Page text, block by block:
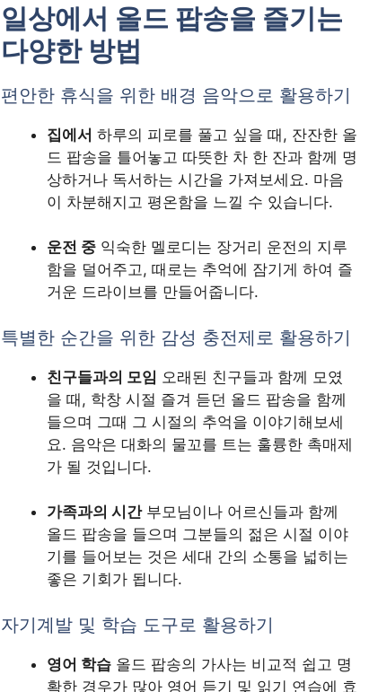
일상에서 올드 팝송을 즐기는
다양한 방법
편안한 휴식을 위한 배경 음악으로 활용하기
집에서 하루의 피로를 풀고 싶을 때, 잔잔한 올
드 팝송을 틀어놓고 따뜻한 차 한 잔과 함께 명
상하거나 독서하는 시간을 가져보세요. 마음
이 차분해지고 평온함을 느낄 수 있습니다.
운전 중 익숙한 멜로디는 장거리 운전의 지루
함을 덜어주고, 때로는 추억에 잠기게 하여 즐
거운 드라이브를 만들어줍니다.
특별한 순간을 위한 감성 충전제로 활용하기
친구들과의 모임 오래된 친구들과 함께 모였
을 때, 학창 시절 즐겨 듣던 올드 팝송을 함께
들으며 그때 그 시절의 추억을 이야기해보세
요. 음악은 대화의 물꼬를 트는 훌륭한 촉매제
가 될 것입니다.
가족과의 시간부모님이나 어르신들과 함께
올드 팝송을 들으며 그분들의 젊은 시절 이야
기를 들어보는 것은 세대 간의 소통을 넓히는
좋은 기회가 됩니다.
자기계발 및 학습 도구로 활용하기
영어 학습 올드 팝송의 가사는 비교적 쉽고 명
확한 경우가 많아 영어 듣기 및 읽기 연습에 효